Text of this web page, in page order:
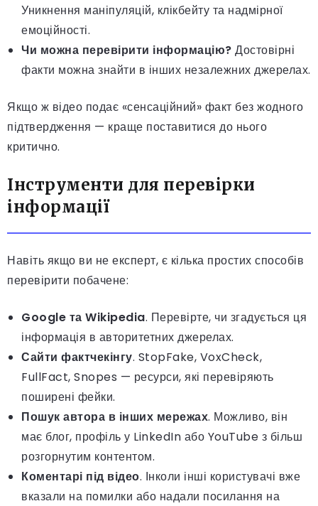
Уникнення маніпуляцій, клікбейту та надмірної
емоційності.
Чи можна перевірити інформацію? Достовірні
факти можна знайти в інших незалежних джерелах.
Якщо ж відео подає «сенсаційний» факт без жодного
підтвердження — краще поставитися до нього
критично.
Інструменти для перевірки
інформації
Навіть якщо ви не експерт, є кілька простих способів
перевірити побачене:
Google та Wikipedia. Перевірте, чи згадується ця
інформація в авторитетних джерелах.
Сайти фактчекінгу. StopFake, VoxCheck,
FullFact, Snopes — ресурси, які перевіряють
поширені фейки.
Пошук автора в інших мережах. Можливо, він
має блог, профіль у LinkedIn або YouTube з більш
розгорнутим контентом.
Коментарі під відео. Інколи інші користувачі вже
вказали на помилки або надали посилання на